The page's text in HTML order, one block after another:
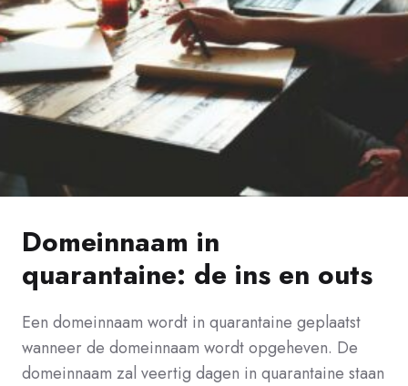
Domeinnaam in
quarantaine: de ins en outs
Een domeinnaam wordt in quarantaine geplaatst
wanneer de domeinnaam wordt opgeheven. De
domeinnaam zal veertig dagen in quarantaine staan